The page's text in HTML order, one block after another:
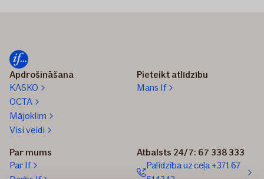
Apdrošināšana
KASKO
OCTA
Mājoklim
Visi veidi
Pieteikt atlīdzību
Mans If
Par mums
Par If
Atbalsts 24/7: 67 338 333
Palīdzība uz ceļa +371 67